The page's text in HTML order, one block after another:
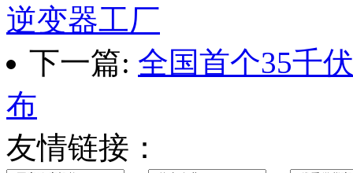
逆变器工厂
下一篇: 全国首个35千
布
友情链接：